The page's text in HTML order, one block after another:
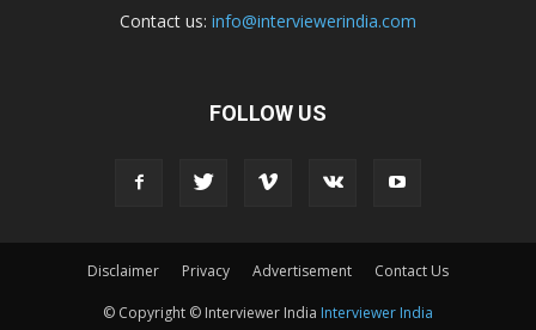
Contact us: info@interviewerindia.com
FOLLOW US
Disclaimer Privacy Advertisement Contact Us
© Copyright © Interviewer India Interviewer India